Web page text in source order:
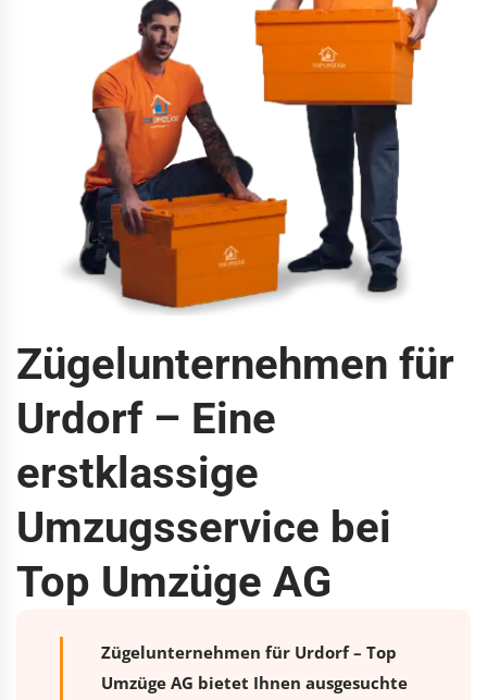
Zügelunternehmen für
Urdorf – Eine
erstklassige
Umzugsservice bei
Top Umzüge AG
Zügelunternehmen für Urdorf – Top
Umzüge AG bietet Ihnen ausgesuchte